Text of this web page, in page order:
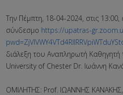
Την Πέμπτη, 18-04-2024, στις 13:00,
σύνδεσμο https://upatras-
διάλεξη του Αναπληρωτή Καθηγητή
University of Chester Dr. Ιωάννη
ΟΜΙΛΗΤΗΣ: Prof. ΙΩΑΝΝΗΣ